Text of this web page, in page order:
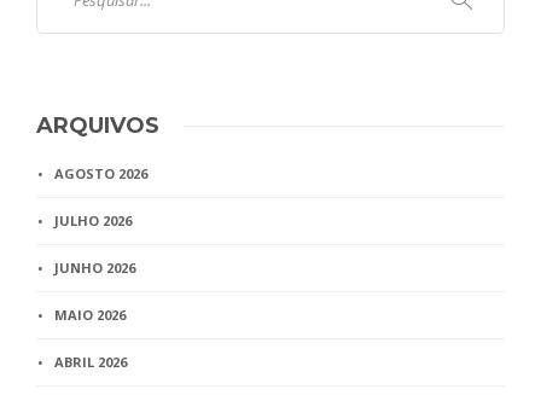
ARQUIVOS
AGOSTO 2026
JULHO 2026
JUNHO 2026
MAIO 2026
ABRIL 2026